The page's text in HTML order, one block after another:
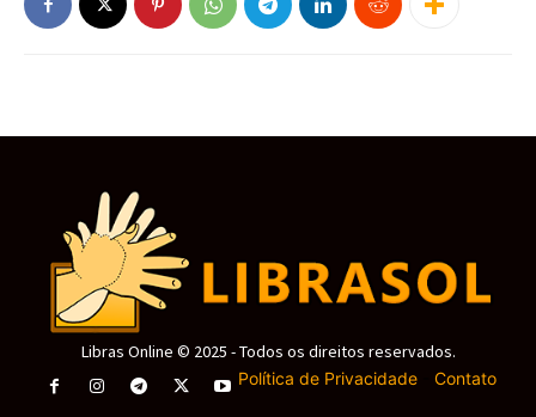
Libras Online © 2025 - Todos os direitos reservados.
Política de Privacidade- Contato